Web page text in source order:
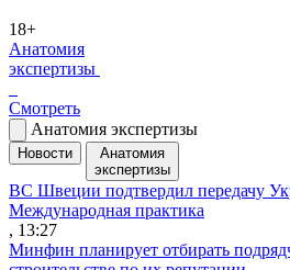
18+
Анатомия
экспертизы
Смотреть
Анатомия экспертизы
Новости
Анатомия
экспертизы
ВС Швеции подтвердил передачу
Международная практика
, 13:27
Минфин планирует отбирать